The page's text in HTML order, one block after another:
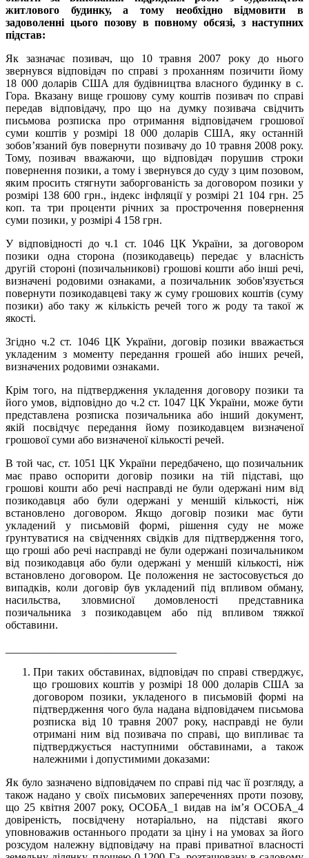
житлового будинку, а тому необхідно відмовити в
задоволенні цього позову в повному обсязі, з наступних
підстав:
Як зазначає позивач, що 10 травня 2007 року до нього
звернувся відповідач по справі з проханням позичити йому
18 000 доларів США для будівництва власного будинку в с.
Гора. Вказану вище грошову суму коштів позивач по справі
передав відповідачу, про що на думку позивача свідчить
письмова розписка про отримання відповідачем грошової
суми коштів у розмірі 18 000 доларів США, яку останній
зобов’язаний був повернути позивачу до 10 травня 2008 року.
Тому, позивач вважаючи, що відповідач порушив строки
повернення позики, а тому і звернувся до суду з цим позовом,
яким просить стягнути заборгованість за договором позики у
розмірі 138 600 грн., індекс інфляції у розмірі 21 104 грн. 25
коп. та три проценти річних за прострочення повернення
суми позики, у розмірі 4 158 грн.
У відповідності до ч.1 ст. 1046 ЦК України, за договором
позики одна сторона (позикодавець) передає у власність
другій стороні (позичальникові) грошові кошти або інші речі,
визначені родовими ознаками, а позичальник зобов'язується
повернути позикодавцеві таку ж суму грошових коштів (суму
позики) або таку ж кількість речей того ж роду та такої ж
якості.
Згідно ч.2 ст. 1046 ЦК України, договір позики вважається
укладеним з моменту передання грошей або інших речей,
визначених родовими ознаками.
Крім того, на підтвердження укладення договору позики та
його умов, відповідно до ч.2 ст. 1047 ЦК України, може бути
представлена розписка позичальника або інший документ,
якій посвідчує передання йому позикодавцем визначеної
грошової суми або визначеної кількості речей.
В той час, ст. 1051 ЦК України передбачено, що позичальник
має право оспорити договір позики на тій підставі, що
грошові кошти або речі насправді не були одержані ним від
позикодавця або були одержані у меншій кількості, ніж
встановлено договором. Якщо договір позики має бути
укладений у письмовій формі, рішення суду не може
ґрунтуватися на свідченнях свідків для підтвердження того,
що гроші або речі насправді не були одержані позичальником
від позикодавця або були одержані у меншій кількості, ніж
встановлено договором. Це положення не застосовується до
випадків, коли договір був укладений під впливом обману,
насильства, зловмисної домовленості представника
позичальника з позикодавцем або під впливом тяжкої
обставини.
При таких обставинах, відповідач по справі стверджує,
що грошових коштів у розмірі 18 000 доларів США за
договором позики, укладеного в письмовій формі на
підтвердження чого була надана відповідачем письмова
розписка від 10 травня 2007 року, насправді не були
отримані ним від позивача по справі, що випливає та
підтверджується наступними обставинами, а також
належними і допустимими доказами:
Як було зазначено відповідачем по справі під час її розгляду, а
також надано у своїх письмових запереченнях проти позову,
що 25 квітня 2007 року, ОСОБА_1 видав на ім’я ОСОБА_4
довіреність, посвідчену нотаріально, на підставі якого
уповноважив останнього продати за ціну і на умовах за його
розсудом належну відповідачу на праві приватної власності